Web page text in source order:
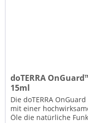
doTERRA
15ml
Die doTERRA
mit einer
Öle die natürliche